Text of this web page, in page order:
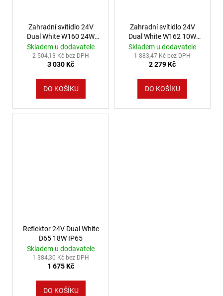
Zahradní svítidlo 24V
Dual White W160 24W
IP65
Skladem u dodavatele
2 504,13 Kč bez DPH
3 030 Kč
DO KOŠÍKU
Zahradní svítidlo 24V
Dual White W162 10W
IP65
Skladem u dodavatele
1 883,47 Kč bez DPH
2 279 Kč
DO KOŠÍKU
Reflektor 24V Dual White
D65 18W IP65
Skladem u dodavatele
1 384,30 Kč bez DPH
1 675 Kč
DO KOŠÍKU